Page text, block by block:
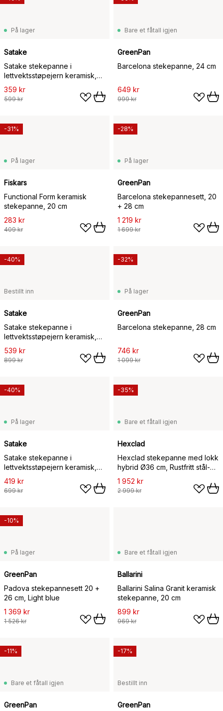
På lager
Satake
Satake stekepanne i
lettvektsstøpejern keramisk,
20 cm
359 kr
599 kr
Bare et fåtall igjen
GreenPan
Barcelona stekepanne, 24 cm
649 kr
999 kr
På lager
Fiskars
Functional Form keramisk
stekepanne, 20 cm
283 kr
409 kr
-31%
På lager
GreenPan
Barcelona stekepannesett, 20
+ 28 cm
1 219 kr
1 699 kr
-28%
Bestillt inn
Satake
Satake stekepanne i
lettvektsstøpejern keramisk,
28 cm
539 kr
899 kr
-40%
På lager
GreenPan
Barcelona stekepanne, 28 cm
746 kr
1 099 kr
-32%
På lager
Satake
Satake stekepanne i
lettvektsstøpejern keramisk,
24 cm
419 kr
699 kr
-40%
Bare et fåtall igjen
Hexclad
Hexclad stekepanne med lokk
hybrid Ø36 cm, Rustfritt stål-
sort
1 952 kr
2 999 kr
-35%
På lager
GreenPan
Padova stekepannesett 20 +
26 cm, Light blue
1 369 kr
1 526 kr
-10%
Bare et fåtall igjen
Ballarini
Ballarini Salina Granit keramisk
stekepanne, 20 cm
899 kr
969 kr
Bare et fåtall igjen
GreenPan
-11%
Bestillt inn
GreenPan
-17%